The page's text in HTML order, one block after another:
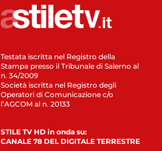
Testata iscritta nel Registro della
Stampa presso il Tribunale di Salerno al
n. 34/2009
Società iscritta nel Registro degli
Operatori di Comunicazione c/o
l’AGCOM al n. 20133
STILE TV HD in onda su:
CANALE 78 DEL DIGITALE TERRESTRE